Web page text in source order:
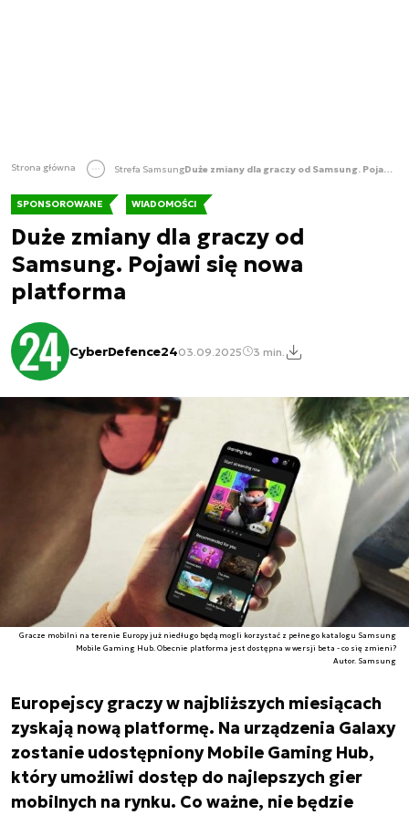
Strona główna Strefa Samsung Duże zmiany dla graczy od Samsung. Pojawi się nowa platforma
SPONSOROWANE WIADOMOŚCI
Duże zmiany dla graczy od
Samsung. Pojawi się nowa
platforma
CyberDefence2403.09.2025 3 min.
Gracze mobilni na terenie Europy już niedługo będą mogli korzystać z pełnego katalogu Samsung
Mobile Gaming Hub. Obecnie platforma jest dostępna w wersji beta - co się zmieni?
Autor. Samsung
Europejscy graczy w najbliższych miesiącach
zyskają nową platformę. Na urządzenia Galaxy
zostanie udostępniony Mobile Gaming Hub,
który umożliwi dostęp do najlepszych gier
mobilnych na rynku. Co ważne, nie będzie